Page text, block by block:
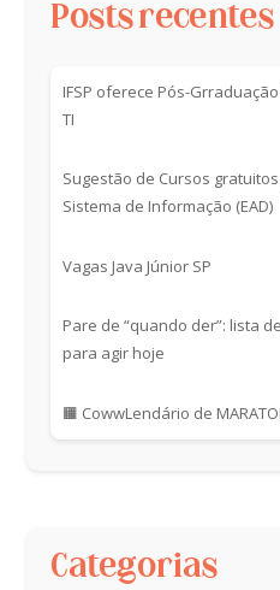
Posts recentes
IFSP oferece Pós-
TI
Sugestão de Cursos
Sistema de Informação (EAD)
Vagas Java Júnior SP
Pare de “quando der”: lista
para agir hoje
🟧 CowwLendário de
Categorias